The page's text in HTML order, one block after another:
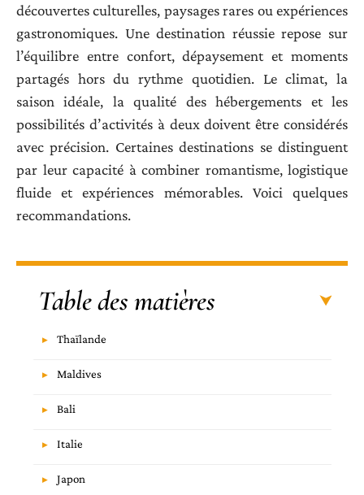
découvertes culturelles, paysages rares ou expériences
gastronomiques. Une destination réussie repose sur
l’équilibre entre confort, dépaysement et moments
partagés hors du rythme quotidien. Le climat, la
saison idéale, la qualité des hébergements et les
possibilités d’activités à deux doivent être considérés
avec précision. Certaines destinations se distinguent
par leur capacité à combiner romantisme, logistique
fluide et expériences mémorables. Voici quelques
recommandations.
Table des matières
Thaïlande
Maldives
Bali
Italie
Japon